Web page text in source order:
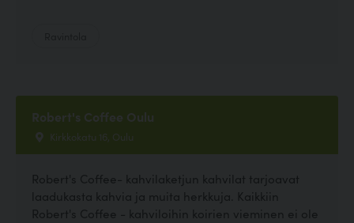
Robert's Coffee Oulu
Kirkkokatu 16, Oulu
Robert's Coffee- kahvilaketjun kahvilat tarjoavat
laadukasta kahvia ja muita herkkuja. Kaikkiin
Robert's Coffee - kahviloihin koirien vieminen ei ole